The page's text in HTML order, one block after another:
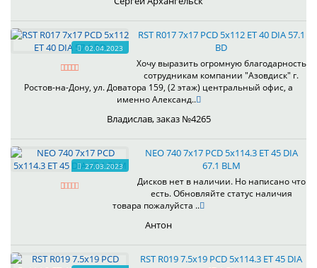
02.04.2023
RST R017 7x17 PCD 5x112 ET 40 DIA 57.1
BD
Хочу выразить огромную благодарность
сотрудникам компании "Азовдиск" г.
Ростов-на-Дону, ул. Доватора 159, (2 этаж) центральный офис, а
именно Александ..
Владислав, заказ №4265
27.03.2023
NEO 740 7x17 PCD 5x114.3 ET 45 DIA
67.1 BLM
Дисков нет в наличии. Но написано что
есть. Обновляйте статус наличия
товара пожалуйста ..
Антон
RST R019 7.5x19 PCD 5x114.3 ET 45 DIA